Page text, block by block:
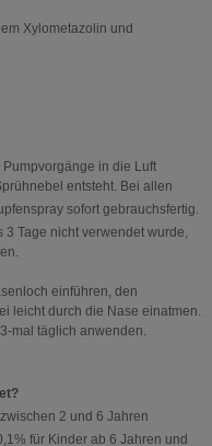
Xylometazolin und
in die Luft
entsteht. Bei allen
sofort gebrauchsfertig.
Tage nicht verwendet wurde,
einführen, den
leicht durch die Nase einatmen.
mal täglich anwenden.
2 und 6 Jahren
für Kinder ab 6 Jahren und